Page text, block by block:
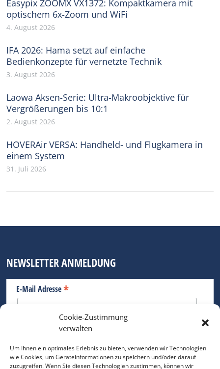
Cookie-Zustimmung
verwalten
Um Ihnen ein optimales Erlebnis zu bieten, verwenden wir Technologien
wie Cookies, um Geräteinformationen zu speichern und/oder darauf
zuzugreifen. Wenn Sie diesen Technologien zustimmen, können wir
Easypix ZOOMX VX1372: Kompaktkamera mit
optischem 6x-Zoom und WiFi
4. August 2026
IFA 2026: Hama setzt auf einfache
Bedienkonzepte für vernetzte Technik
3. August 2026
Laowa Aksen-Serie: Ultra-Makroobjektive für
Vergrößerungen bis 10:1
2. August 2026
HOVERAir VERSA: Handheld- und Flugkamera in
einem System
31. Juli 2026
NEWSLETTER ANMELDUNG
E-Mail Adresse*
Bitte geben Sie Ihre E-Mail Adresse ein.
*